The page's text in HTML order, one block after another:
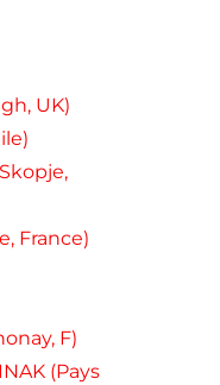
UK)
France)
F)
(Pays